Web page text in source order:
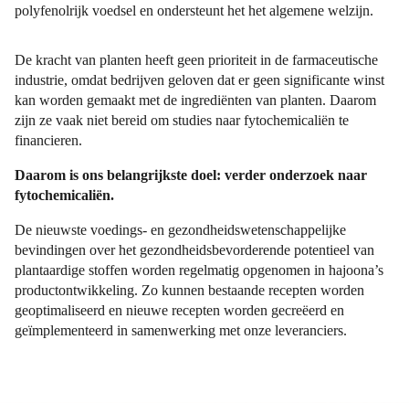
polyfenolrijk voedsel en ondersteunt het het algemene welzijn.
De kracht van planten heeft geen prioriteit in de farmaceutische
industrie, omdat bedrijven geloven dat er geen significante winst
kan worden gemaakt met de ingrediënten van planten. Daarom
zijn ze vaak niet bereid om studies naar fytochemicaliën te
financieren.
Daarom is ons belangrijkste doel: verder onderzoek naar
fytochemicaliën.
De nieuwste voedings- en gezondheidswetenschappelijke
bevindingen over het gezondheidsbevorderende potentieel van
plantaardige stoffen worden regelmatig opgenomen in hajoona’s
productontwikkeling. Zo kunnen bestaande recepten worden
geoptimaliseerd en nieuwe recepten worden gecreëerd en
geïmplementeerd in samenwerking met onze leveranciers.